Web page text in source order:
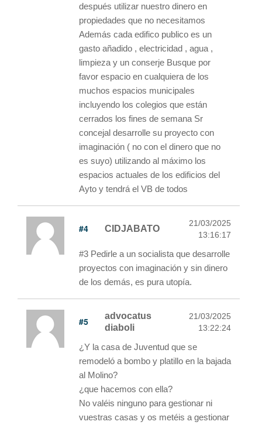
después utilizar nuestro dinero en
propiedades que no necesitamos
Además cada edifico publico es un
gasto añadido , electricidad , agua ,
limpieza y un conserje Busque por
favor espacio en cualquiera de los
muchos espacios municipales
incluyendo los colegios que están
cerrados los fines de semana Sr
concejal desarrolle su proyecto con
imaginación ( no con el dinero que no
es suyo) utilizando al máximo los
espacios actuales de los edificios del
Ayto y tendrá el VB de todos
#4 CIDJABATO
21/03/2025
13:16:17
#3 Pedirle a un socialista que desarrolle
proyectos con imaginación y sin dinero
de los demás, es pura utopía.
#5
advocatus
diaboli
21/03/2025
13:22:24
¿Y la casa de Juventud que se
remodeló a bombo y platillo en la bajada
al Molino?
¿que hacemos con ella?
No valéis ninguno para gestionar ni
vuestras casas y os metéis a gestionar